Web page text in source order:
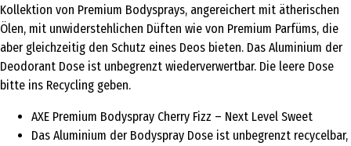
Kollektion von Premium Bodysprays, angereichert mit ätherischen
Ölen, mit unwiderstehlichen Düften wie von Premium Parfüms, die
aber gleichzeitig den Schutz eines Deos bieten. Das Aluminium der
Deodorant Dose ist unbegrenzt wiederverwertbar. Die leere Dose
bitte ins Recycling geben.
AXE Premium Bodyspray Cherry Fizz – Next Level Sweet
Das Aluminium der Bodyspray Dose ist unbegrenzt recycelbar,